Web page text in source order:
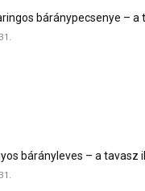
báránypecsenye – a
bárányleves – a tavasz